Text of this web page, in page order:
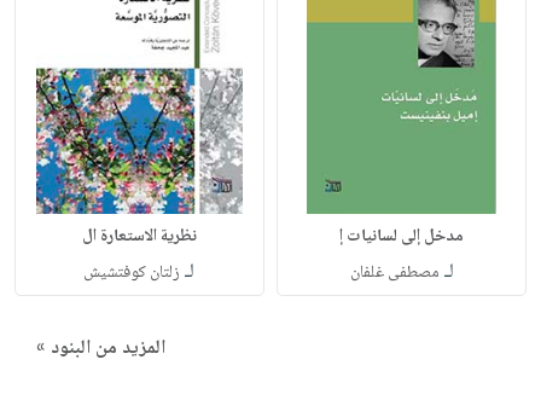
مدخل إلى لسانيات إ
لـ مصطفى غلفان
نظرية الاستعارة ال
لـ زلتان كوفتشيش
المزيد من البنود »